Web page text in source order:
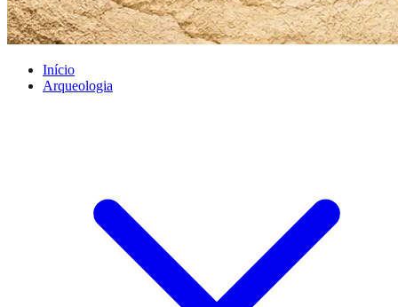
Início
Arqueologia